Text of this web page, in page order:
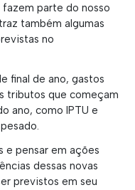
parte do nosso
também algumas
no
final de ano, gastos
tributos que começam
ano, como IPTU e
e pensar em ações
dessas novas
previstos em seu